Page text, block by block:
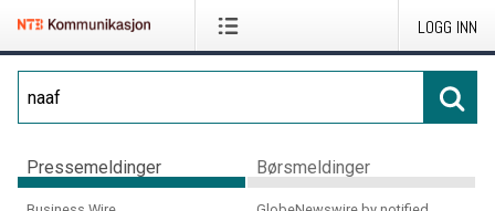
LOGG INN
Pressemeldinger Børsmeldinger